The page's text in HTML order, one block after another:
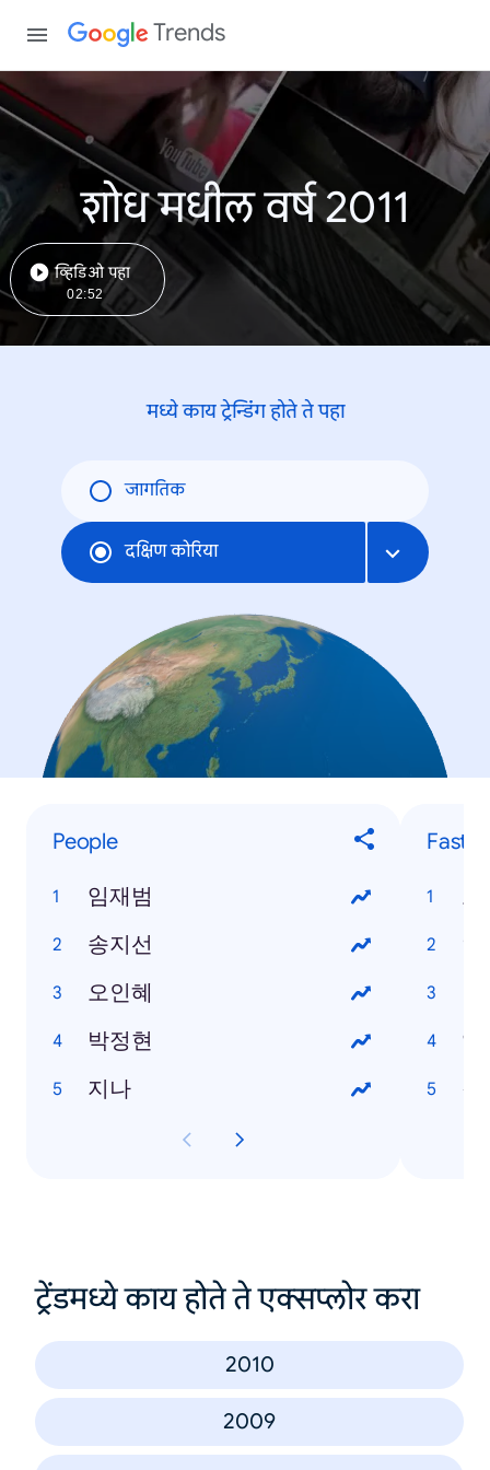
Trends
शोध मधील वर्ष 2011
व्हिडिओ पहा
02:52
मध्ये काय ट्रेन्डिंंग होते ते पहा
जागतिक
दक्षिण कोरिया
People
임재범
송지선
오인혜
박정현
지나
로
임
갤
ट्रेंडमध्ये काय होते ते एक्सप्लोर करा
2010
2009